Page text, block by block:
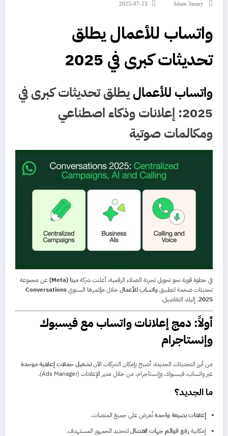
Islam 3mary
2025-07-13
واتساب للأعمال يطلق
تحديثات كبرى في 2025
واتساب للأعماليطلق تحديثات كبرى في
2025: إعلانات وذكاء اصطناعي
ومكالمات صوتية
في خطوة قوية نحو تحويل تجربة العملاء الرقمية، أعلنت شركةميتا (Meta)
عن مجموعة
تحديثات ضخمة لتطبيقواتساب للأعمالخلال مؤتمرها السنويConversations
2025. إليك التفاصيل.
أولاً: دمج إعلانات واتساب مع فيسبوك
وإنستاجرام
من أبرز التحديثات الجديدة، أصبح بإمكان الشركات الآنتشغيل حملات إعلانية موحدة
عبر واتساب، فيسبوك، وإنستاجرام، من خلال مدير الإعلانات (Ads Manager).
ما الجديد؟
إعلانات بصيغة واحدةتُعرض على جميع المنصات.
إمكانية رفع قوائم جهات الاتصاللتحديد الجمهور المستهدف.